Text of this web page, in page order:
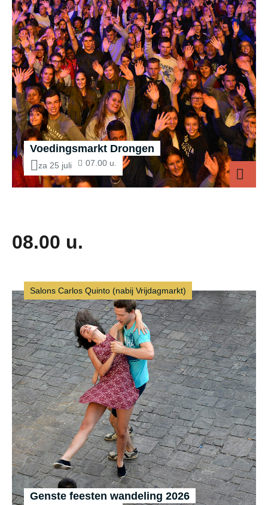
Voedingsmarkt Drongen
za 25 juli 07.00 u.
08.00 u.
Genste feesten wandeling 2026
Salons Carlos Quinto (nabij Vrijdagmarkt)